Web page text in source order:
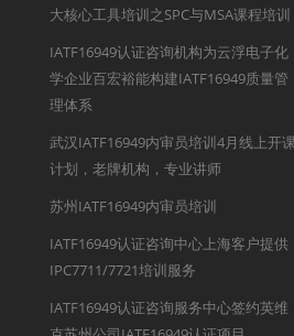
大核心工具培训之SPC与MSA课程培训
IATF16949认证咨询机构为云浮电子化
学企业百宏裕能构建IATF16949质量管
理体系
武汉IATF16949内审员培训4月线上开课
计划，老牌机构，专业讲师
苏州IATF16949内审员培训
IATF16949认证咨询中心上海客户提供
IPC7711/7721培训服务
IATF16949认证咨询服务中心签约英维